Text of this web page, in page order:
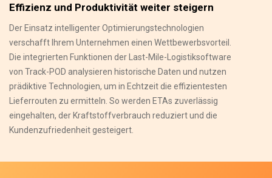
Effizienz und Produktivität weiter steigern
Der Einsatz intelligenter Optimierungstechnologien
verschafft Ihrem Unternehmen einen Wettbewerbsvorteil.
Die integrierten Funktionen der Last-Mile-Logistiksoftware
von Track-POD analysieren historische Daten und nutzen
prädiktive Technologien, um in Echtzeit die effizientesten
Lieferrouten zu ermitteln. So werden ETAs zuverlässig
eingehalten, der Kraftstoffverbrauch reduziert und die
Kundenzufriedenheit gesteigert.